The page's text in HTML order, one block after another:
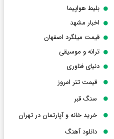
بلیط هواپیما
اخبار مشهد
قیمت میلگرد اصفهان
ترانه و موسیقی
دنیای فناوری
قیمت تتر امروز
سنگ قبر
خرید خانه و آپارتمان در تهران
دانلود آهنگ